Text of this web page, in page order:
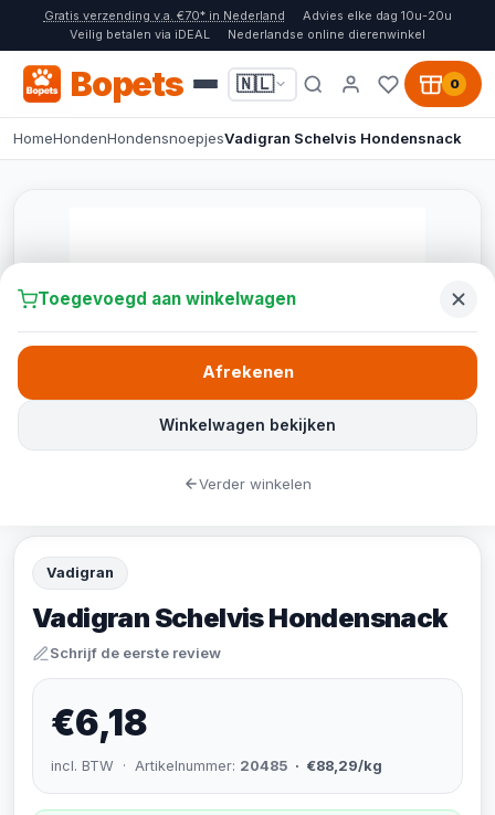
Gratis verzending v.a. €70* in Nederland
Advies elke dag 10u-20u
Veilig betalen via iDEAL
Nederlandse online dierenwinkel
Bopets 🇳🇱 0
HomeHondenHondensnoepjesVadigran Schelvis Hondensnack
Vadigran
Vadigran Schelvis Hondensnack
Schrijf de eerste review
€6,18
incl. BTW · Artikelnummer: 20485 · €88,29/kg
Toegevoegd aan winkelwagen
Winkelwagen bekijken
Afrekenen
Verder winkelen